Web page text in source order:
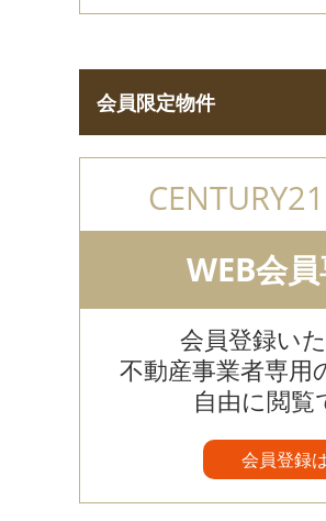
会員限定物件
WEB会
会員登録い
不動産事業者専用
自由に閲覧
会員登録